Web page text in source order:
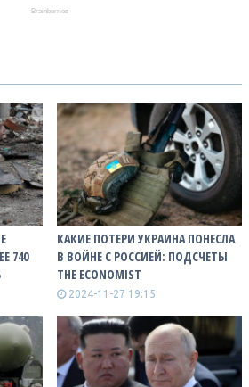
740
КАКИЕ ПОТЕРИ УКРАИНА ПОНЕСЛА
В ВОЙНЕ С РОССИЕЙ: ПОДСЧЕТЫ
THE ECONOMIST
2024-11-27 19:15